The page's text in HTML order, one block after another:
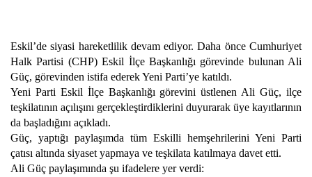
Eskil’de siyasi hareketlilik devam ediyor. Daha önce Cumhuriyet
Halk Partisi (CHP) Eskil İlçe Başkanlığı görevinde bulunan Ali
Güç, görevinden istifa ederek Yeni Parti’ye katıldı.
Yeni Parti Eskil İlçe Başkanlığı görevini üstlenen Ali Güç, ilçe
teşkilatının açılışını gerçekleştirdiklerini duyurarak üye kayıtlarının
da başladığını açıkladı.
Güç, yaptığı paylaşımda tüm Eskilli hemşehrilerini Yeni Parti
çatısı altında siyaset yapmaya ve teşkilata katılmaya davet etti.
Ali Güç paylaşımında şu ifadelere yer verdi: